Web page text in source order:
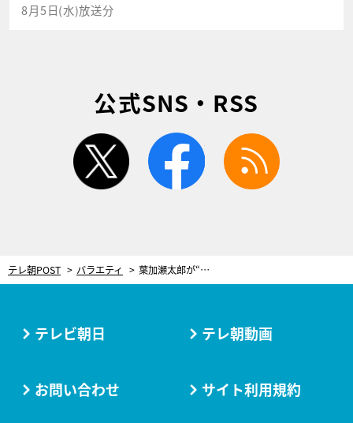
8月5日(水)放送分
公式SNS・RSS
twitter facebook
テレ朝POST バラエティ 葉加瀬太郎が“世界一”と絶賛する天才指揮者！観客も踊りだす驚きの演奏に「こんなの初めて」
テレビ朝日 テレ朝動画
お問い合わせ サイト利用規約